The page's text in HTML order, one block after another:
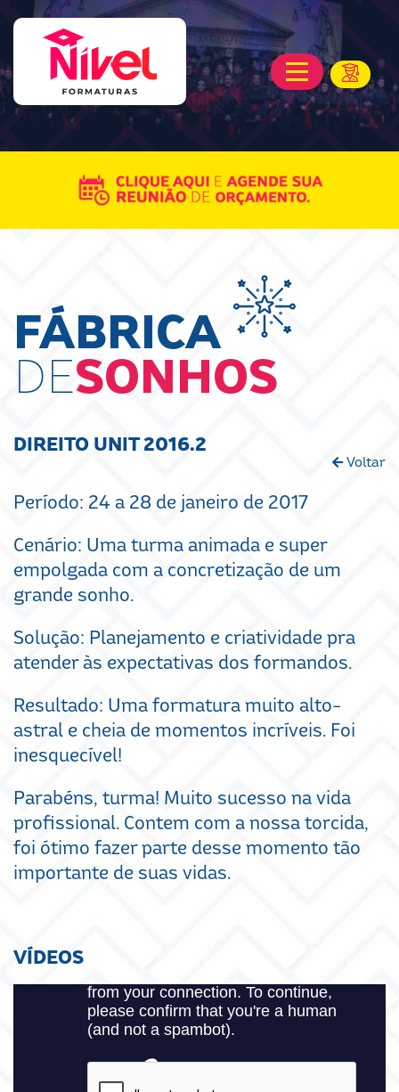
FÁBRICA
DESONHOS
DIREITO UNIT 2016.2
Voltar
Período: 24 a 28 de janeiro de 2017
Cenário: Uma turma animada e super
empolgada com a concretização de um
grande sonho.
Solução: Planejamento e criatividade pra
atender às expectativas dos formandos.
Resultado: Uma formatura muito alto-
astral e cheia de momentos incríveis. Foi
inesquecível!
Parabéns, turma! Muito sucesso na vida
profissional. Contem com a nossa torcida,
foi ótimo fazer parte desse momento tão
importante de suas vidas.
VÍDEOS